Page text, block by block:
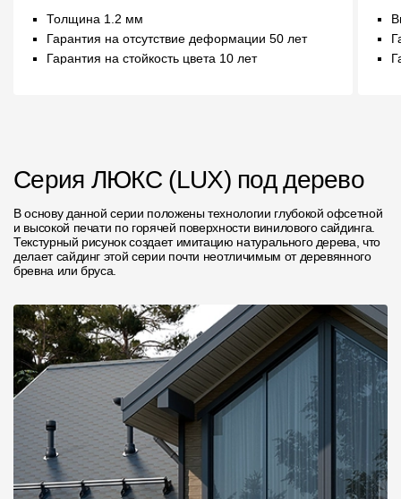
Текстуры
Сервисы
Конструктор
Калькулятор
Цены
Компания
О компании
Контакты
Контроль качества кровли
Толщина 1.2 мм
Гарантия на отсутствие деформации 50 лет
Гарантия на стойкость цвета 10 лет
Серия ЛЮКС (LUX) под дерево
В основу данной серии положены технологии глубокой офсетной
и высокой печати по горячей поверхности винилового сайдинга.
Текстурный рисунок создает имитацию натурального дерева, что
делает сайдинг этой серии почти неотличимым от деревянного
бревна или бруса.